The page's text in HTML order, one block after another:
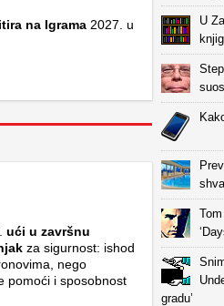
na Igrama 2027. u
ući u završnu
za sigurnost: ishod
nego
pomoći i sposobnost
U
gradu’